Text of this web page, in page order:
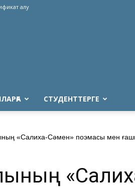
алу
СТУДЕНТТЕРГЕ
«Салиха-Сәмен» поэмасы мен